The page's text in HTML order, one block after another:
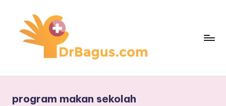
content
program makan sekolah